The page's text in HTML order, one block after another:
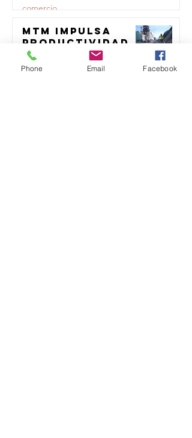
lubricación
comercio
23 jul
MTM impulsa
productividad
del sector del
concreto con
transporte
Phone Email Facebook